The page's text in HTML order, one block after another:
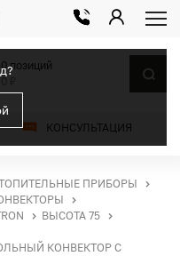
КОНСУЛЬТАЦИЯ
0 позиций
ПРИБОРЫ
ВЫСОТА 75
КОНВЕКТОР С